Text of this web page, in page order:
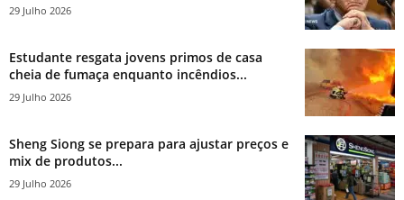
29 Julho 2026
Estudante resgata jovens primos de casa
cheia de fumaça enquanto incêndios...
29 Julho 2026
Sheng Siong se prepara para ajustar preços e
mix de produtos...
29 Julho 2026